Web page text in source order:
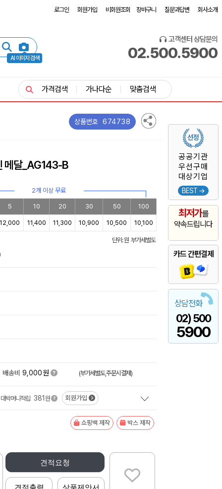
로그인 회원가입 비회원조회 장바구니 질문과답변 회사소개
AI 이미지 검색
고객센터 상담문의
02.500.5900
공공기관
우선구매
대상기업
BEST →
최저가를
약속드립니다
카드 간편결제
상담전화
02) 500
5900
가격검색 가나다순 맞춤검색
상품번호 674738
메달_AG143-B
2개 이상 무료
5 10 20 30 50 100
12,000 11,400 11,300 10,900 10,500 10,100
단위: 원 부가세별도
배송비 9,000원 (부가세별도,주문시결제)
대박머니적립 381 원 회원가입
쇼핑백 제작 박스 제작
견적요청
견적출력 상품제안서